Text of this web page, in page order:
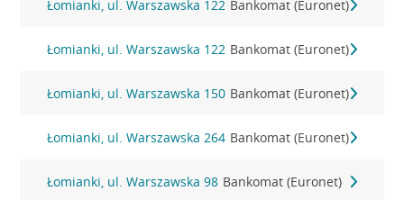
Łomianki, ul. Warszawska 122 Bankomat (Euronet)
Łomianki, ul. Warszawska 122 Bankomat (Euronet)
Łomianki, ul. Warszawska 150 Bankomat (Euronet)
Łomianki, ul. Warszawska 264 Bankomat (Euronet)
Łomianki, ul. Warszawska 98 Bankomat (Euronet)